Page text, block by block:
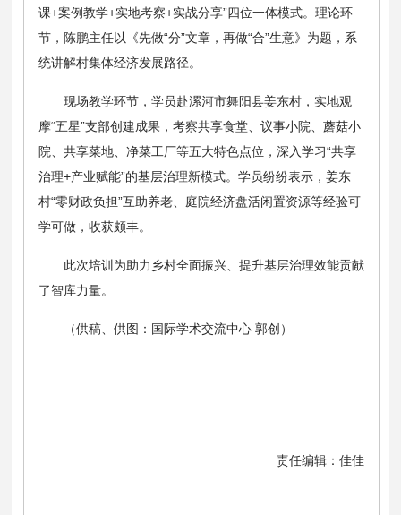
课+案例教学+实地考察+实战分享”四位一体模式。理论环
节，陈鹏主任以《先做“分”文章，再做“合”生意》为题，系
统讲解村集体经济发展路径。
现场教学环节，学员赴漯河市舞阳县姜东村，实地观
摩“五星”支部创建成果，考察共享食堂、议事小院、蘑菇小
院、共享菜地、净菜工厂等五大特色点位，深入学习“共享
治理+产业赋能”的基层治理新模式。学员纷纷表示，姜东
村“零财政负担”互助养老、庭院经济盘活闲置资源等经验可
学可做，收获颇丰。
此次培训为助力乡村全面振兴、提升基层治理效能贡献
了智库力量。
（供稿、供图：国际学术交流中心 郭创）
责任编辑：佳佳